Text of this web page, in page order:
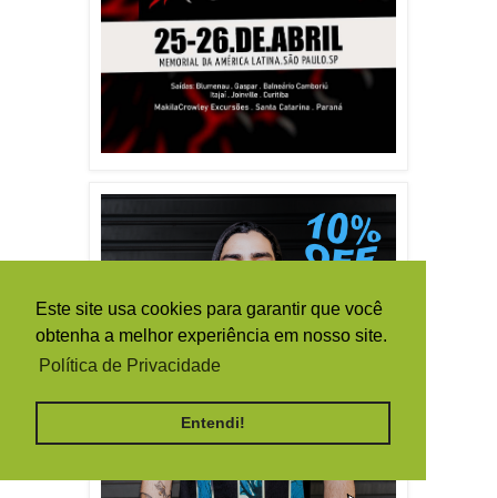
Este site usa cookies para garantir que você
obtenha a melhor experiência em nosso site.
Política de Privacidade
Entendi!